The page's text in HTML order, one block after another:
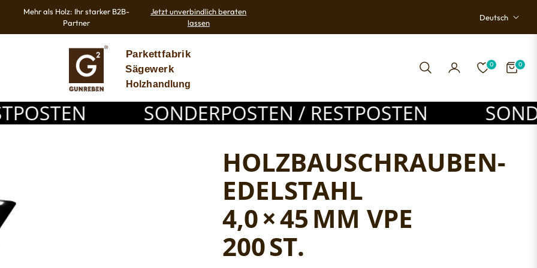
Mehr als Holz: Ihr starker B2B-
Partner
Jetzt unverbindlich beraten
lassen
Deutsch
0 0
SONDERPOSTEN / RESTPOSTEN
HOLZBAUSCHRAUBEN-
EDELSTAHL
4,0 × 45 MM VPE
200 ST.